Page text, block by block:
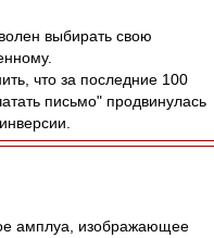
выбирать свою
что за последние 100
письмо" продвинулась
амплуа, изображающее